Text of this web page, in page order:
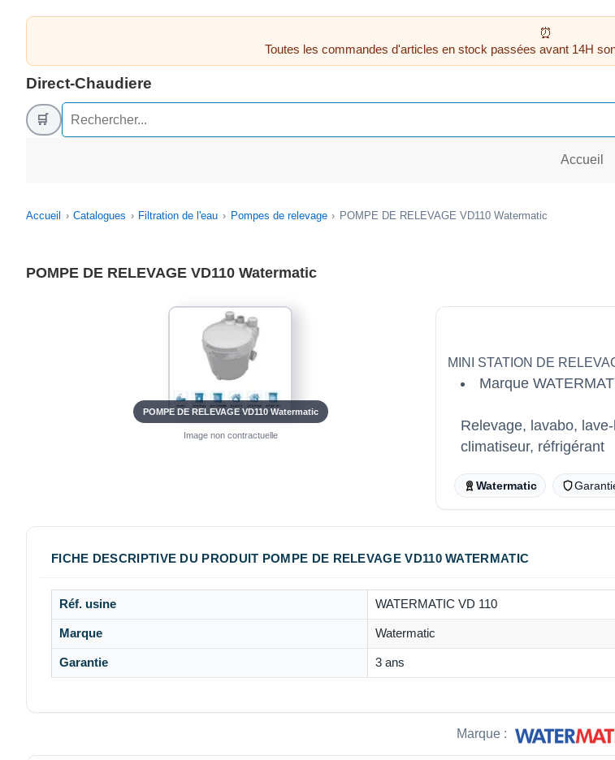
Toutes les commandes d'articles en stock passées avant 14H
Direct-Chaudiere
🛒
Accueil
Accueil Catalogues Filtration de l'eau Pompes de relevage POMPE DE RELEVAGE VD110 Watermatic
POMPE DE RELEVAGE VD110 Watermatic
POMPE DE RELEVAGE VD110 Watermatic
Image non contractuelle
MINI STATION DE
Marque
Relevage, lavabo,
climatiseur, réfrigérant
Watermatic
FICHE DESCRIPTIVE DU PRODUIT POMPE DE RELEVAGE VD110 WATERMATIC
Réf. usine WATERMATIC VD 110
Marque Watermatic
Garantie 3 ans
Marque :